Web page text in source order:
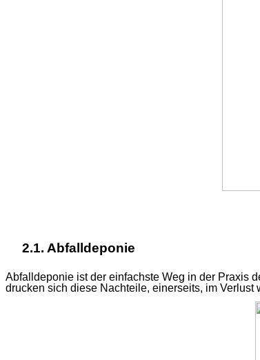
2.1. Abfalldeponie
Abfalldeponie ist der einfachste Weg in der Praxis
drucken sich diese Nachteile, einerseits, im